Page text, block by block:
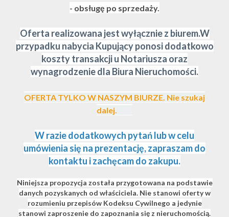
- obsługę po sprzedaży.
Oferta realizowana jest wyłącznie z biurem.W
przypadku nabycia Kupujący ponosi dodatkowo
koszty transakcji u Notariusza oraz
wynagrodzenie dla Biura Nieruchomości.
OFERTA TYLKO W NASZYM BIURZE. Nie szukaj
dalej.
W razie dodatkowych pytań lub w celu
umówienia się na prezentację, zapraszam do
kontaktu i zachęcam do zakupu.
Niniejsza propozycja została przygotowana na podstawie
danych pozyskanych od właściciela. Nie stanowi oferty w
rozumieniu przepisów Kodeksu Cywilnego a jedynie
stanowi zaproszenie do zapoznania się z nieruchomością.